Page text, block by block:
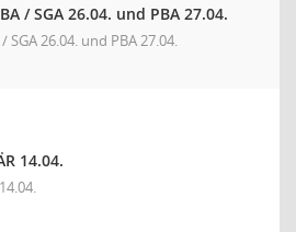
/ SGA 26.04. und PBA 27.04.
SGA 26.04. und PBA 27.04.
14.04.